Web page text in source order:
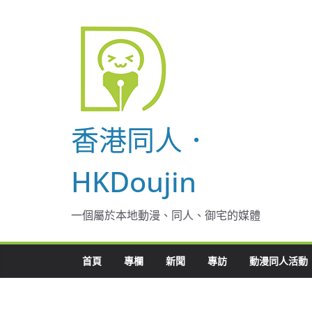
香港同人．
HKDoujin
一個屬於本地動漫、同人、御宅的媒體
首頁 專欄 新聞 專訪 動漫同人活動